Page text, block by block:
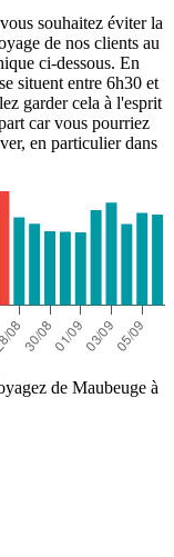
souhaitez éviter la
de nos clients au
ci-dessous. En
situent entre 6h30 et
garder cela à l'esprit
car vous pourriez
en particulier dans
de Maubeuge à